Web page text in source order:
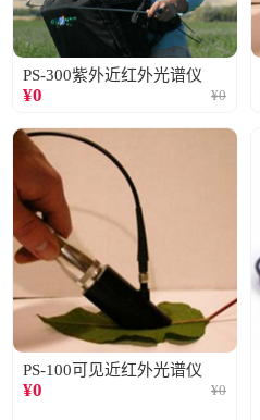
PS-300紫外近红外光谱仪
¥0 ¥0
PS-100可见近红外光谱仪
¥0 ¥0